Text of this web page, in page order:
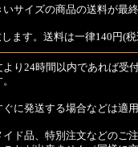
サイズの商品の送料が最終
ます。送料は一律140円(税
り24時間以内であれば受
に発送する場合などは適用
ド品、特別注文などのご